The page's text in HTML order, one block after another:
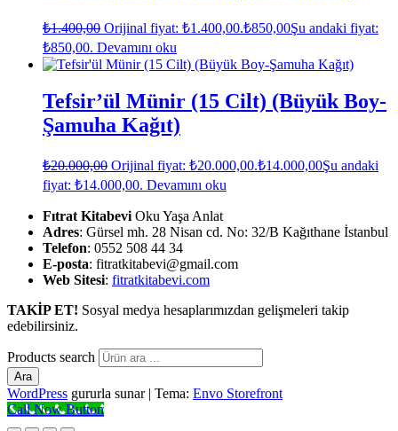
₺1.400,00 Orijinal fiyat: ₺1.400,00.₺850,00Şu andaki fiyat:
₺850,00. Devamını oku
Tefsir’ül Münir (15 Cilt) (Büyük Boy-
Şamuha Kağıt)
₺20.000,00 Orijinal fiyat: ₺20.000,00.₺14.000,00Şu andaki
fiyat: ₺14.000,00. Devamını oku
Fıtrat Kitabevi Oku Yaşa Anlat
Adres: Gürsel mh. 28 Nisan cd. No: 32/B Kağıthane İstanbul
Telefon: 0552 508 44 34
E-posta: fitratkitabevi@gmail.com
Web Sitesi: fitratkitabevi.com
TAKİP ET! Sosyal medya hesaplarımızdan gelişmeleri takip
edebilirsiniz.
Products search
Ara
WordPress gururla sunar | Tema: Envo Storefront
Call Now Button